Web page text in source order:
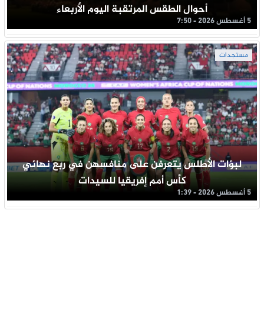
أحوال الطقس المرتقبة اليوم الأربعاء
5 أغسطس 2026 - 7:50
مستجدات
لبؤات الأطلس يتعرفن على منافسهن في ربع نهائي
كأس أمم إفريقيا للسيدات
5 أغسطس 2026 - 1:39